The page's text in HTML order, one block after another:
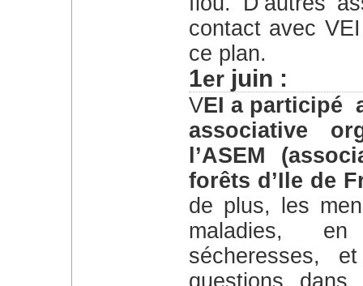
contact avec
ce plan.
1er juin :
VEI a participé a une intéressante séance inter-
associative
l’ASEM
forêts d’Ile de
de plus, les
maladies,
sécheresses,
questions